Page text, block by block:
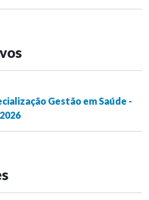
Gestão em Saúde -